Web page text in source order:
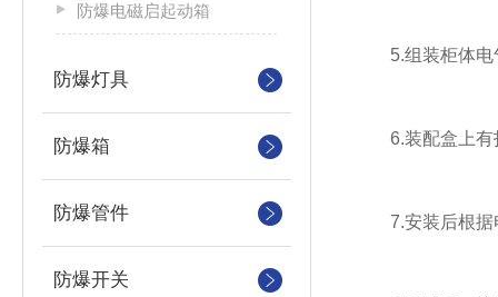
防爆电磁启起动箱
防爆灯具
防爆箱
防爆管件
防爆开关
5.组装柜体电气
6.装配盒上有打
7.安装后根据